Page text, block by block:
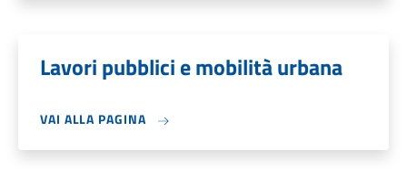
Lavori pubblici e mobilità urbana
VAI ALLA PAGINA